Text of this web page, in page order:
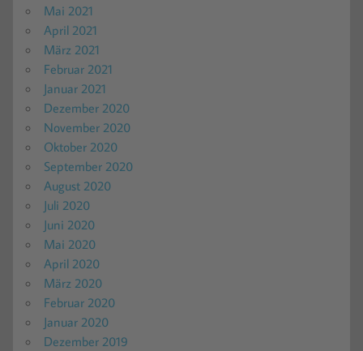
Mai 2021
April 2021
März 2021
Februar 2021
Januar 2021
Dezember 2020
November 2020
Oktober 2020
September 2020
August 2020
Juli 2020
Juni 2020
Mai 2020
April 2020
März 2020
Februar 2020
Januar 2020
Dezember 2019